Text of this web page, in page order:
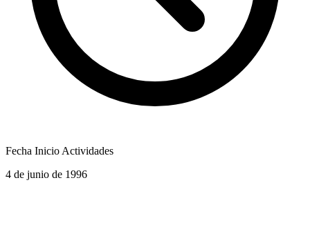
Fecha Inicio Actividades
4 de junio de 1996